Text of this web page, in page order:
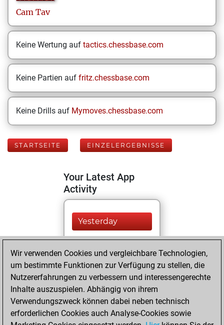
Cam Tav
Keine Wertung auf tactics.chessbase.com
Keine Partien auf fritz.chessbase.com
Keine Drills auf Mymoves.chessbase.com
STARTSEITE EINZELERGEBNISSE
Your Latest App
Activity
Yesterday
You played 100
bullet games
Play
You scored +25
=0 -75 in bullet
Mittwoch,
August 5, 2026
Wir verwenden Cookies und vergleichbare Technologien,
um bestimmte Funktionen zur Verfügung zu stellen, die
Nutzererfahrungen zu verbessern und interessengerechte
Inhalte auszuspielen. Abhängig von ihrem
Verwendungszweck können dabei neben technisch
erforderlichen Cookies auch Analyse-Cookies sowie